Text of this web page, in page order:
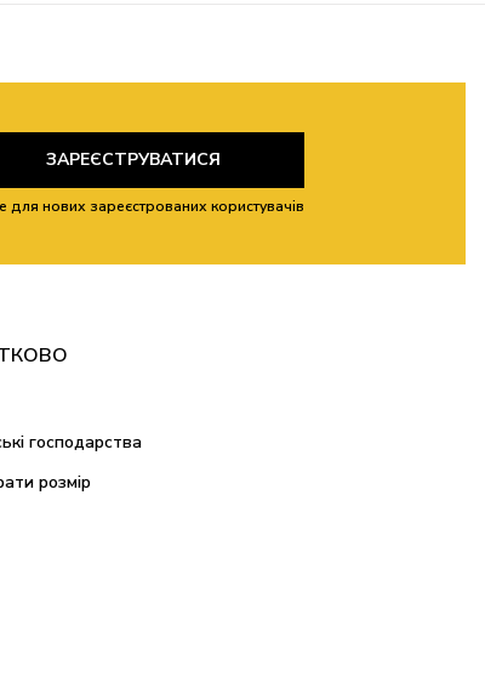
ЗАРЕЄСТРУВАТИСЯ
для нових зареєстрованих користувачів
господарства
розмір